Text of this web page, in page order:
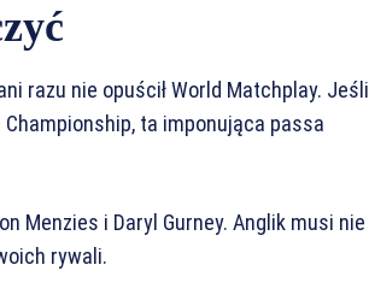
razu nie opuścił World Matchplay. Jeśli
ta imponująca passa
Menzies i Daryl Gurney. Anglik musi nie
rywali.